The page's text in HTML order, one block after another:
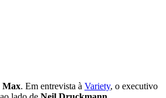
Max. Em entrevista à Variety, o executivo